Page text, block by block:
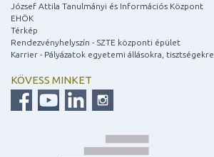
József Attila Tanulmányi és Információs Központ
EHÖK
Térkép
Rendezvényhelyszín - SZTE központi épület
Karrier - Pályázatok egyetemi állásokra, tisztségekre
KÖVESS MINKET